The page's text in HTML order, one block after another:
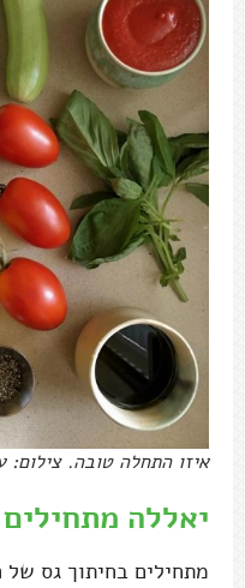
איזו התחלה טובה. צילום:
יאללה מתחילים
מתחילים בחיתוך גס של